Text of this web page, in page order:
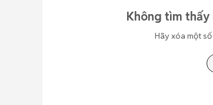
Không tìm thấy
Hãy xóa một